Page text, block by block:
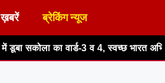
ख़बरें ब्रेकिंग न्यूज
स्वच्छ भारत अभियान पर उठे सवाल